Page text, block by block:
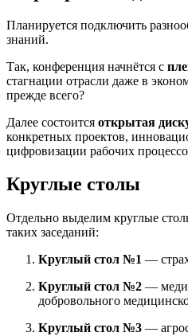
Планируется подключить
знаний.
Так, конференция начнётся с
стагнации отрасли даже в
прежде всего?
Далее состоится открытая
конкретных проектов,
цифровизации рабочих
Круглые столы
Отдельно выделим круглые
таких заседаний:
Круглый стол №1 —
Круглый стол №2 —
добровольного
Круглый стол №3 —